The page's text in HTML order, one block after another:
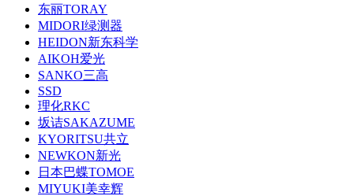
东丽TORAY
MIDORI绿测器
HEIDON新东科学
AIKOH爱光
SANKO三高
SSD
理化RKC
坂诘SAKAZUME
KYORITSU共立
NEWKON新光
日本巴蝶TOMOE
MIYUKI美幸辉